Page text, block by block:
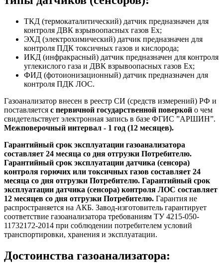
ТКД (термокаталитический) датчик предназначен для
контроля ДВК взрывоопасных газов Ex;
ЭХД (электрохимический) датчик предназначен для
контроля ПДК токсичных газов и кислорода;
ИКД (инфракрасный) датчик предназначен для контроля
углекислого газа и ДВК взрывоопасных газов Ex;
ФИД (фотоионизационный) датчик предназначен для
контроля ПДК ЛОС.
Газоанализатор внесен в реестр СИ (средств измерений) РФ и
поставляется с первичной государственной поверкой о чем
свидетельствует электронная запись в базе ФГИС ”АРШИН”.
Межповерочный интервал - 1 год (12 месяцев).
Гарантийный срок эксплуатации газоанализатора
составляет 24 месяца со дня отгрузки Потребителю.
Гарантийный срок эксплуатации датчика (сенсора)
контроля горючих или токсичных газов составляет 24
месяца со дня отгрузки Потребителю. Гарантийный срок
эксплуатации датчика (сенсора) контроля ЛОС составляет
12 месяцев со дня отгрузки Потребителю. Гарантия не
распространяется на АКБ. Завод-изготовитель гарантирует
соответствие газоанализатора требованиям ТУ 4215-050-
11732172-2014 при соблюдении потребителем условий
транспортировки, хранения и эксплуатации.
Достоинства газоанализатора: